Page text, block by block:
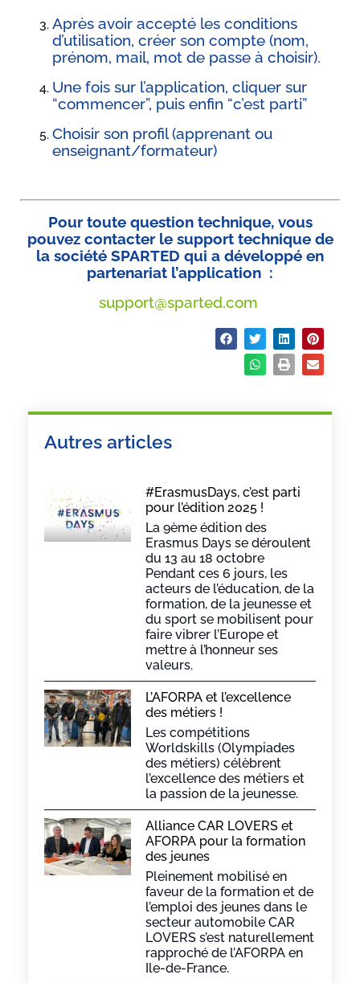
Après avoir accepté les conditions
d’utilisation, créer son compte (nom,
prénom, mail, mot de passe à choisir).
Une fois sur l’application, cliquer sur
“commencer”, puis enfin “c’est parti”
Choisir son profil (apprenant ou
enseignant/formateur)
Pour toute question technique, vous
pouvez contacter le support technique de
la société SPARTED qui a développé en
partenariat l’application :
support@sparted.com
Autres articles
#ErasmusDays, c’est parti
pour l’édition 2025 !
La 9ème édition des
Erasmus Days se déroulent
du 13 au 18 octobre
Pendant ces 6 jours, les
acteurs de l’éducation, de la
formation, de la jeunesse et
du sport se mobilisent pour
faire vibrer l’Europe et
mettre à l’honneur ses
valeurs.
L’AFORPA et l’excellence
des métiers !
Les compétitions
Worldskills (Olympiades
des métiers) célèbrent
l’excellence des métiers et
la passion de la jeunesse.
Alliance CAR LOVERS et
AFORPA pour la formation
des jeunes
Pleinement mobilisé en
faveur de la formation et de
l’emploi des jeunes dans le
secteur automobile CAR
LOVERS s’est naturellement
rapproché de l’AFORPA en
Ile-de-France.